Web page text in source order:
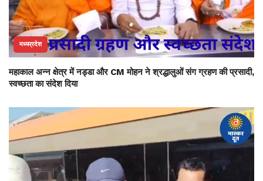
मध्यप्रदेश
महाकाल अन्न क्षेत्र में नड्डा और CM मोहन ने श्रद्धालुओं संग ग्रहण की प्रसादी,
स्वच्छता का संदेश दिया